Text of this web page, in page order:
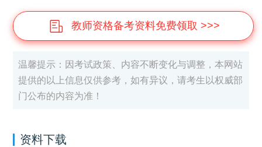
教师资格备考资料免费领取 >>>
温馨提示：因考试政策、内容不断变化与调整，本网站
提供的以上信息仅供参考，如有异议，请考生以权威部
门公布的内容为准！
资料下载